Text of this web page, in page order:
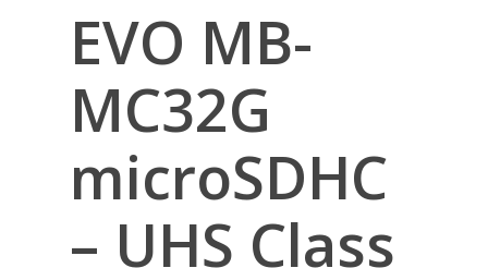
EVO MB-
MC32G
microSDHC
– UHS Class